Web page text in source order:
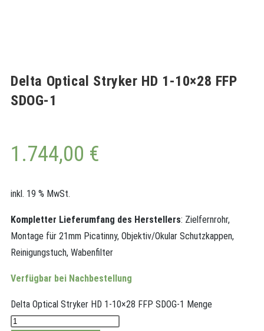
Delta Optical Stryker HD 1-10×28 FFP
SDOG-1
1.744,00 €
inkl. 19 % MwSt.
Kompletter Lieferumfang des Herstellers: Zielfernrohr,
Montage für 21mm Picatinny, Objektiv/Okular Schutzkappen,
Reinigungstuch, Wabenfilter
Verfügbar bei Nachbestellung
Delta Optical Stryker HD 1-10×28 FFP SDOG-1 Menge